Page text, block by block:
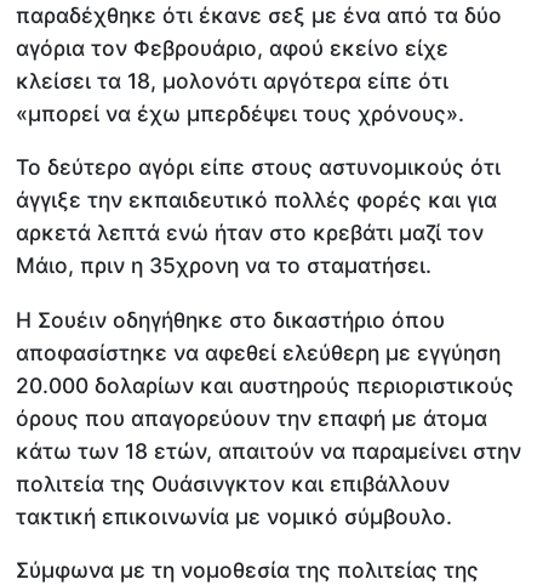
παραδέχθηκε ότι έκανε σεξ με ένα από τα δύο
αγόρια τον Φεβρουάριο, αφού εκείνο είχε
κλείσει τα 18, μολονότι αργότερα είπε ότι
«μπορεί να έχω μπερδέψει τους χρόνους».
Το δεύτερο αγόρι είπε στους αστυνομικούς ότι
άγγιξε την εκπαιδευτικό πολλές φορές και για
αρκετά λεπτά ενώ ήταν στο κρεβάτι μαζί τον
Μάιο, πριν η 35χρονη να το σταματήσει.
Η Σουέιν οδηγήθηκε στο δικαστήριο όπου
αποφασίστηκε να αφεθεί ελεύθερη με εγγύηση
20.000 δολαρίων και αυστηρούς περιοριστικούς
όρους που απαγορεύουν την επαφή με άτομα
κάτω των 18 ετών, απαιτούν να παραμείνει στην
πολιτεία της Ουάσινγκτον και επιβάλλουν
τακτική επικοινωνία με νομικό σύμβουλο.
Σύμφωνα με τη νομοθεσία της πολιτείας της